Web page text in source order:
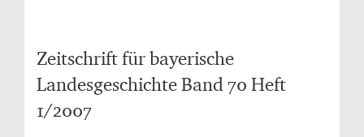
Zeitschrift für bayerische
Landesgeschichte Band 70 Heft
1/2007